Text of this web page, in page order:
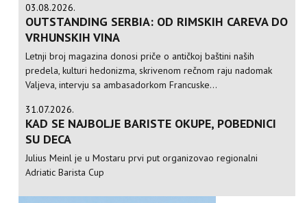
03.08.2026.
OUTSTANDING SERBIA: OD RIMSKIH CAREVA DO
VRHUNSKIH VINA
Letnji broj magazina donosi priče o antičkoj baštini naših
predela, kulturi hedonizma, skrivenom rečnom raju nadomak
Valjeva, intervju sa ambasadorkom Francuske...
31.07.2026.
KAD SE NAJBOLJE BARISTE OKUPE, POBEDNICI
SU DECA
Julius Meinl je u Mostaru prvi put organizovao regionalni
Adriatic Barista Cup